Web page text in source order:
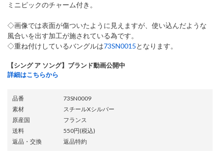
ミニピックのチャーム付き。
◇画像では表面が傷ついたように見えますが、使い込んだような
風合いを出す加工が施されている為です。
◇重ね付けしているバングルは73SN0015となります。
【シング ア ソング】ブランド動画公開中
詳細はこちらから
品番
73SN0009
素材
スチールXシルバー
原産国
フランス
送料
550円(税込)
返品・交換
返品特約